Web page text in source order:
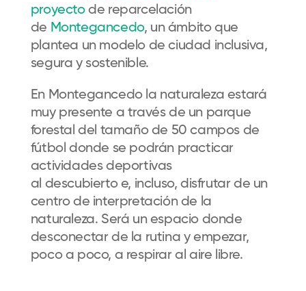
proyectode reparcelación
de Montegancedo, un ámbito que
plantea un modelo de ciudad inclusiva,
segura y sostenible.
En Montegancedo la naturaleza estará
muy presente a través de un parque
forestal del tamaño de 50 campos de
fútbol donde se podrán practicar
actividades deportivas
al descubierto e, incluso, disfrutar de un
centro de interpretación de la
naturaleza. Será un espacio donde
desconectar de la rutina y empezar,
poco a poco, a respirar al aire libre.